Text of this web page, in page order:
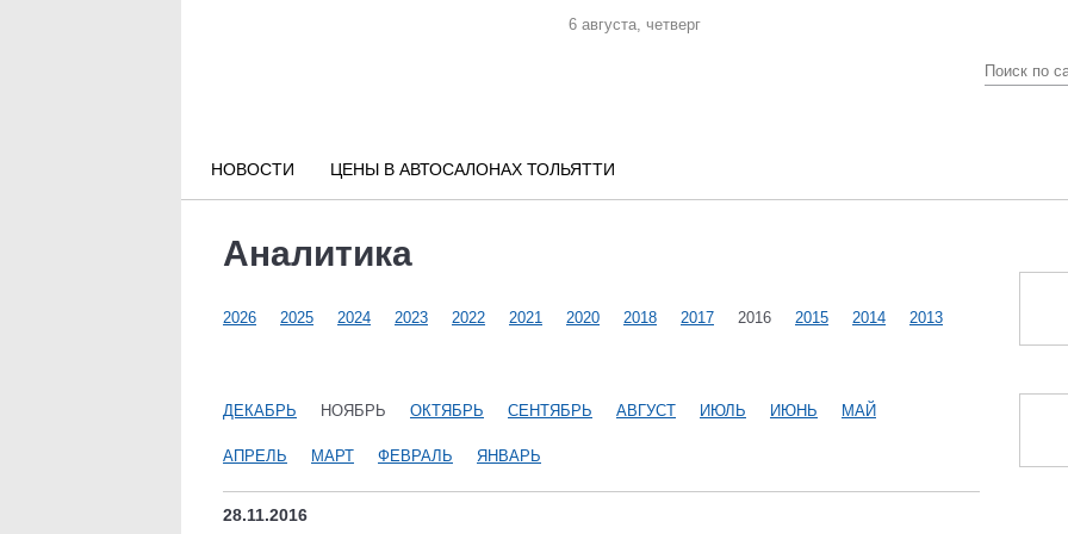
6 августа, четверг
НОВОСТИ ЦЕНЫ В АВТОСАЛОНАХ ТОЛЬЯТТИ
Аналитика
2026 2025 2024 2023 2022 2021 2020 2018 2017 2016 2015 2014 2013
ДЕКАБРЬ НОЯБРЬ ОКТЯБРЬ СЕНТЯБРЬ АВГУСТ ИЮЛЬ ИЮНЬ МАЙ
АПРЕЛЬ МАРТ ФЕВРАЛЬ ЯНВАРЬ
28.11.2016